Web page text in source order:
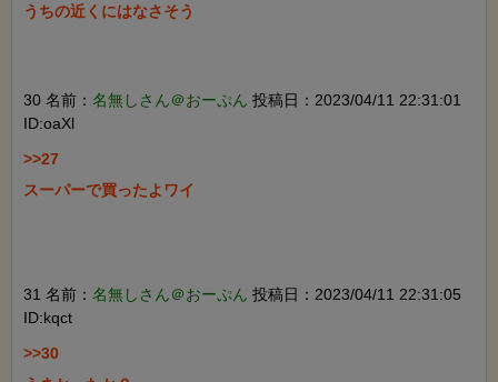
うちの近くにはなさそう
30 名前： 名無しさん＠おーぷん 投稿日：2023/04/11 22:31:01
ID:oaXl
>>27
スーパーで買ったよワイ
31 名前： 名無しさん＠おーぷん 投稿日：2023/04/11 22:31:05
ID:kqct
>>30